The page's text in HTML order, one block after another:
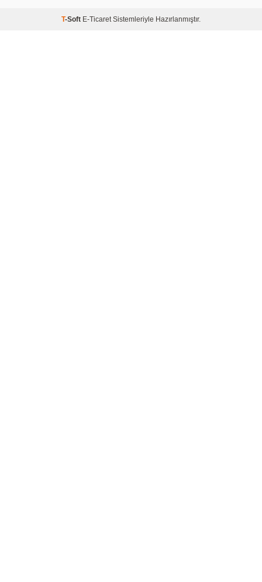
T-Soft E-TicaretSistemleriyle Hazırlanmıştır.